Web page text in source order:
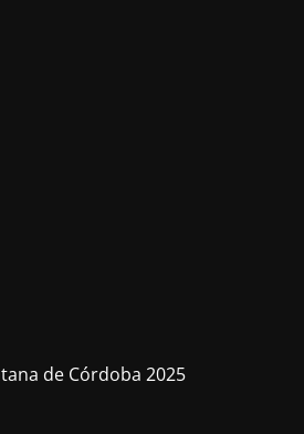
de Córdoba 2025